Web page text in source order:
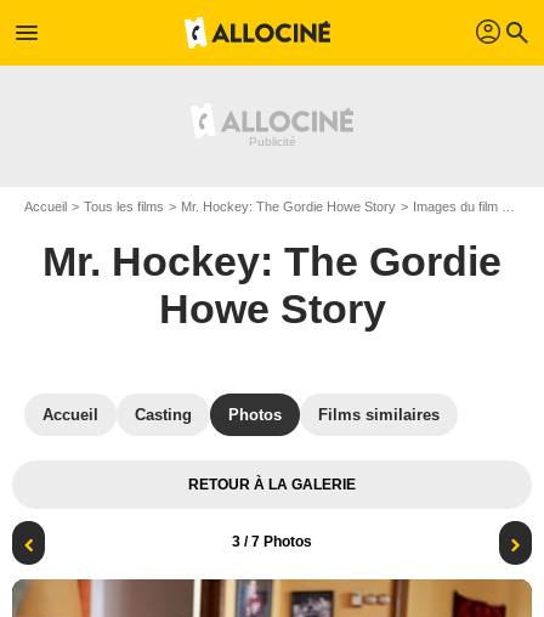
menu profil search
Accueil Tous les films Mr. Hockey: The Gordie Howe Story Images du film Mr. Hockey: The Gordie Howe Story
Mr. Hockey: The Gordie
Howe Story
Accueil Casting Photos Films similaires
RETOUR À LA GALERIE
3 / 7 Photos